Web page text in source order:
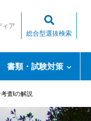
ア
総合型選抜検索
書類・試験対策
査Ⅰの解説